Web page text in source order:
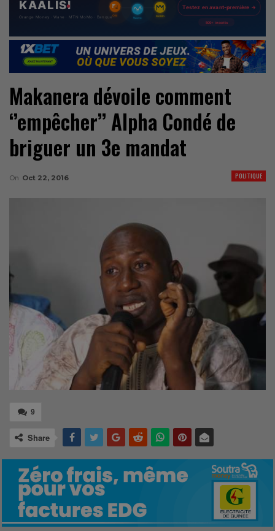
Makanera dévoile comment
‘’empêcher’’ Alpha Condé de
briguer un 3e mandat
POLITIQUE
On Oct 22, 2016
9
Share